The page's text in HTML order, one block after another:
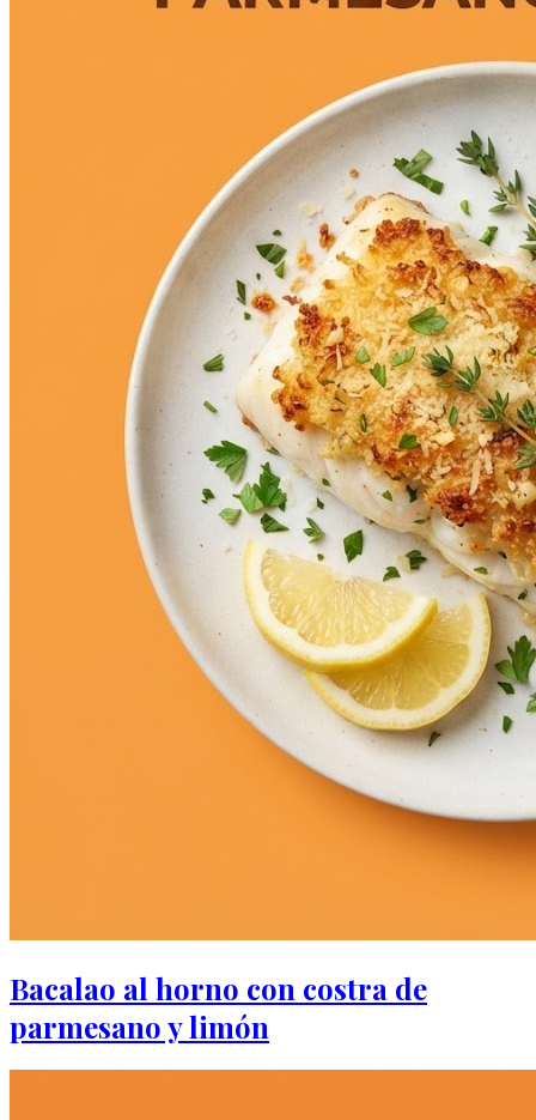
Bacalao al horno con costra de
parmesano y limón